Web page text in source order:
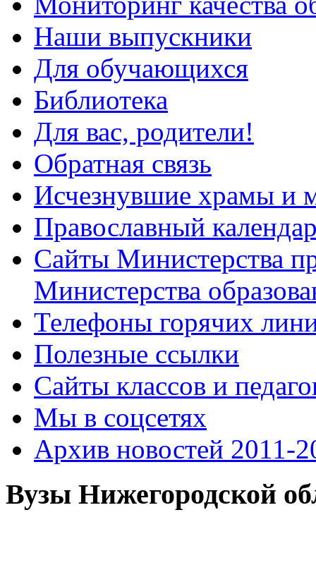
Наши выпускники
Для обучающихся
Библиотека
Для вас, родители!
Обратная связь
Исчезнувшие храмы и
Православный
Сайты Министерства
Министерства
Телефоны горячих
Полезные ссылки
Сайты классов и
Мы в соцсетях
Архив новостей 2011-
Вузы Нижегородской